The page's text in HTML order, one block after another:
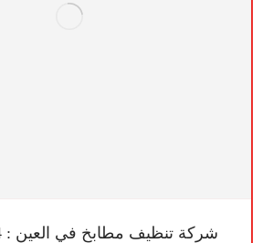
شركة تنظيف مطابخ في العين : 0568950034